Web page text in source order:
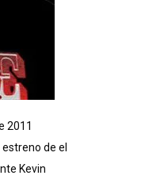
2011
de el
Kevin